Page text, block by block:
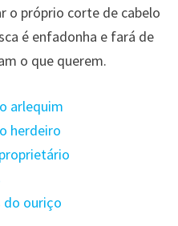
o próprio corte de cabelo
é enfadonha e fará de
o que querem.
arlequim
herdeiro
do ouriço